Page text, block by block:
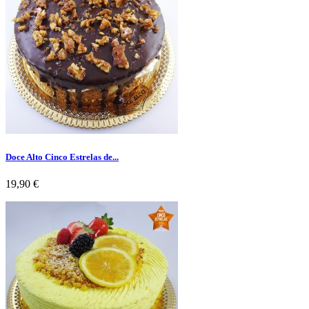
Doce Alto Cinco Estrelas de...
Preço
19,90 €